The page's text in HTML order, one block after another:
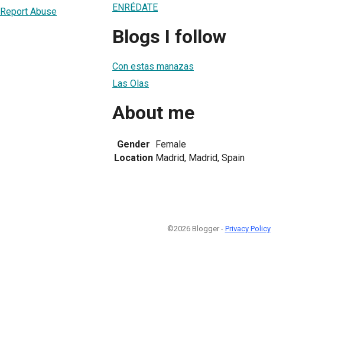
Report Abuse
ENRÉDATE
Blogs I follow
Con estas manazas
Las Olas
About me
Gender Female
Location Madrid, Madrid, Spain
©2026 Blogger - Privacy Policy